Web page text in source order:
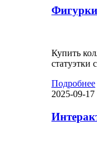
Купить
статуэтки
Подробнее
2025-09-17